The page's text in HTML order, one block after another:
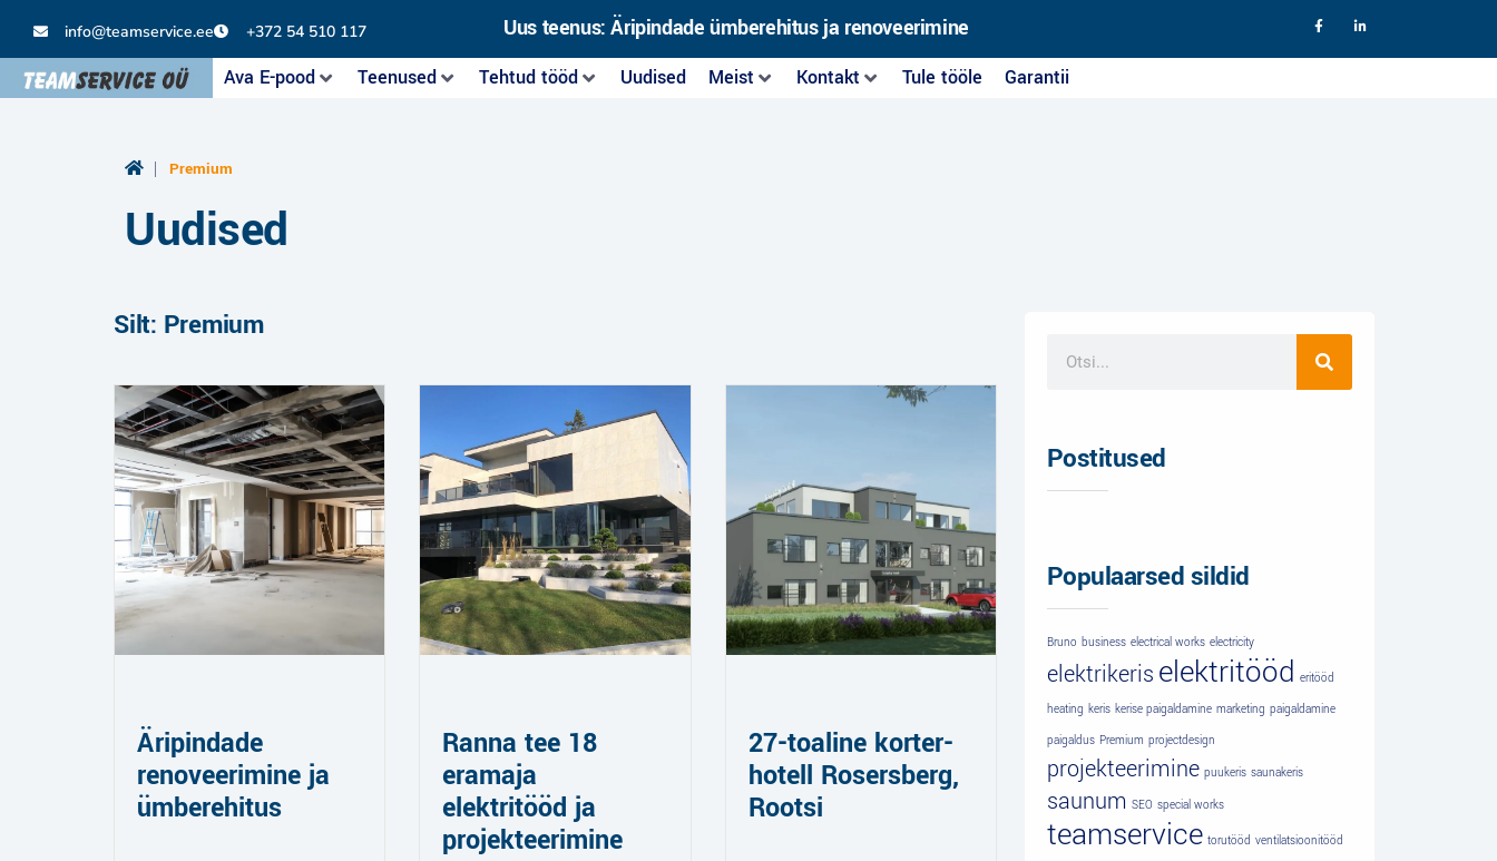
info@teamservice.ee +372 54 510 117 Uus teenus: Äripindade ümberehitus ja renoveerimine
Ava E-pood Teenused Tehtud tööd Uudised Meist Kontakt Tule tööle Garantii
| Premium
Uudised
Silt: Premium
Äripindade
renoveerimine ja
ümberehitus
Ranna tee 18
eramaja
elektritööd ja
projekteerimine
27-toaline korter-
hotell Rosersberg,
Rootsi
Postitused
Populaarsed sildid
Bruno business electrical works electricity
elektrikeris elektritööd eritööd
heating keris kerise paigaldamine marketing paigaldamine
paigaldus Premium projectdesign
projekteerimine puukeris saunakeris
saunum SEO special works
teamservice torutööd ventilatsioonitööd